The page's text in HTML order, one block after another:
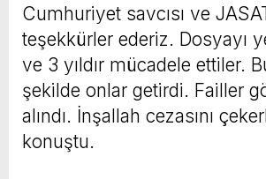
Cumhuriyet savcısı ve
teşekkürler ederiz. Dosyayı
ve 3 yıldır mücadele ettiler.
şekilde onlar getirdi. Failler
alındı. İnşallah cezasını
konuştu.